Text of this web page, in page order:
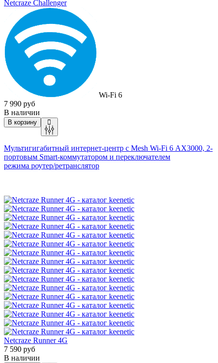
Netcraze Challenger
Wi-Fi 6
7 990 руб
В наличии
В корзину
Мультигигабитный интернет-центр с Mesh Wi-Fi 6 AX3000, 2-
портовым Smart-коммутатором и переключателем
режима роутер/ретранслятор
Netcraze Runner 4G
7 590 руб
В наличии